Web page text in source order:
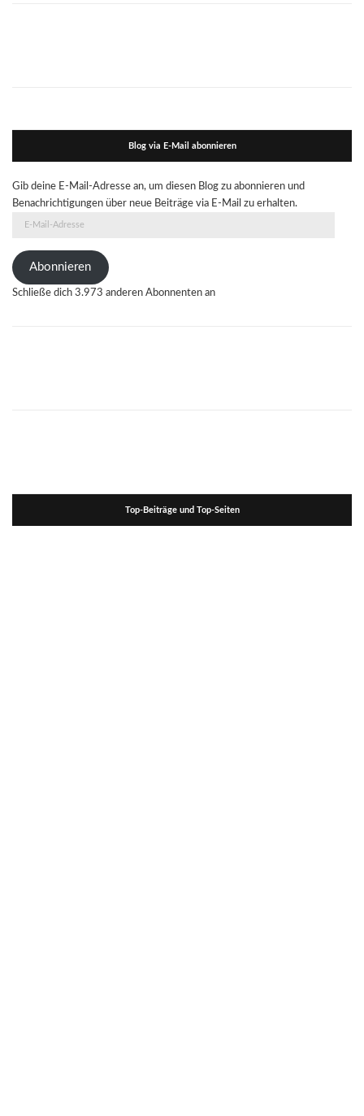
Blog via E-Mail abonnieren
Gib deine E-Mail-Adresse an, um diesen Blog zu abonnieren und
Benachrichtigungen über neue Beiträge via E-Mail zu erhalten.
Adresse
Abonnieren
Schließe dich 3.973 anderen Abonnenten an
Top-Beiträge und Top-Seiten